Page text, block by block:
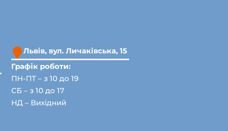
Львів, вул. Личаківська, 15
Графік роботи:
ПН-ПТ – з 10 до 19
СБ – з 10 до 17
НД – Вихідний